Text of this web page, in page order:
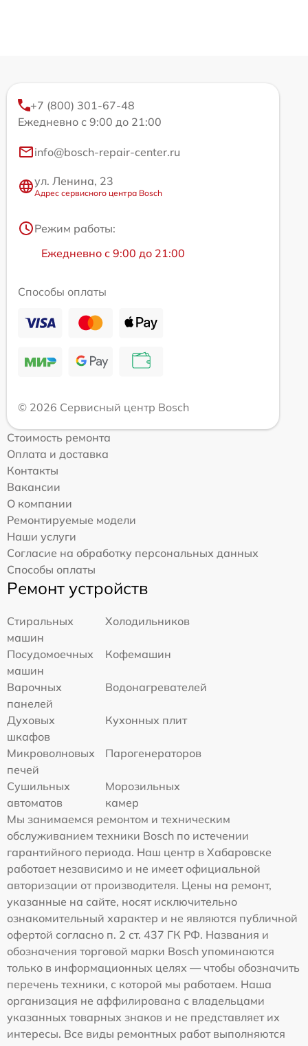
+7 (800) 301-67-48
Ежедневно с 9:00 до 21:00
info@bosch-repair-center.ru
ул. Ленина, 23
Адрес сервисного центра Bosch
Режим работы:
Ежедневно с 9:00 до 21:00
Способы оплаты
© 2026 Сервисный центр Bosch
Стоимость ремонта
Оплата и доставка
Контакты
Вакансии
О компании
Ремонтируемые модели
Наши услуги
Согласие на обработку персональных данных
Способы оплаты
Ремонт устройств
Стиральных
машин
Холодильников
Посудомоечных
машин
Кофемашин
Варочных
панелей
Водонагревателей
Духовых
шкафов
Кухонных плит
Микроволновых
печей
Парогенераторов
Сушильных
автоматов
Морозильных
камер
Мы занимаемся ремонтом и техническим
обслуживанием техники Bosch по истечении
гарантийного периода. Наш центр в Хабаровске
работает независимо и не имеет официальной
авторизации от производителя. Цены на ремонт,
указанные на сайте, носят исключительно
ознакомительный характер и не являются публичной
офертой согласно п. 2 ст. 437 ГК РФ. Названия и
обозначения торговой марки Bosch упоминаются
только в информационных целях — чтобы обозначить
перечень техники, с которой мы работаем. Наша
организация не аффилирована с владельцами
указанных товарных знаков и не представляет их
интересы. Все виды ремонтных работ выполняются